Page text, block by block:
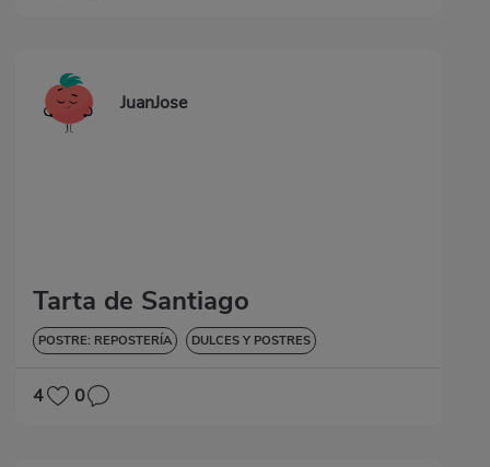
JuanJose
Tarta de Santiago
POSTRE: REPOSTERÍA DULCES Y POSTRES
4 0